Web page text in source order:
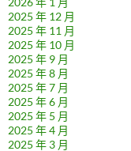
2025 年 12 月
2025 年 11 月
2025 年 10 月
2025 年 9 月
2025 年 8 月
2025 年 7 月
2025 年 6 月
2025 年 5 月
2025 年 4 月
2025 年 3 月